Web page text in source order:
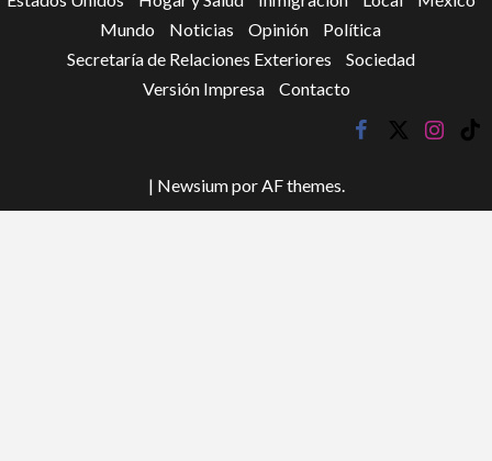
Mundo
Noticias Opinión
Política
Secretaría de Relaciones Exteriores
Sociedad
Versión Impresa
Contacto
facebook
twitter
tik
| Newsiumpor AF themes.